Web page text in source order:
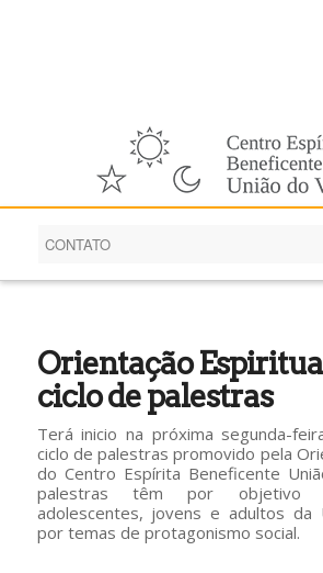
Orientação
ciclo de palestras
Terá inicio na próxima segunda-
ciclo de palestras promovido pela
do Centro Espírita Beneficente
palestras têm por objetivo
adolescentes, jovens e adultos da
por temas de protagonismo social.